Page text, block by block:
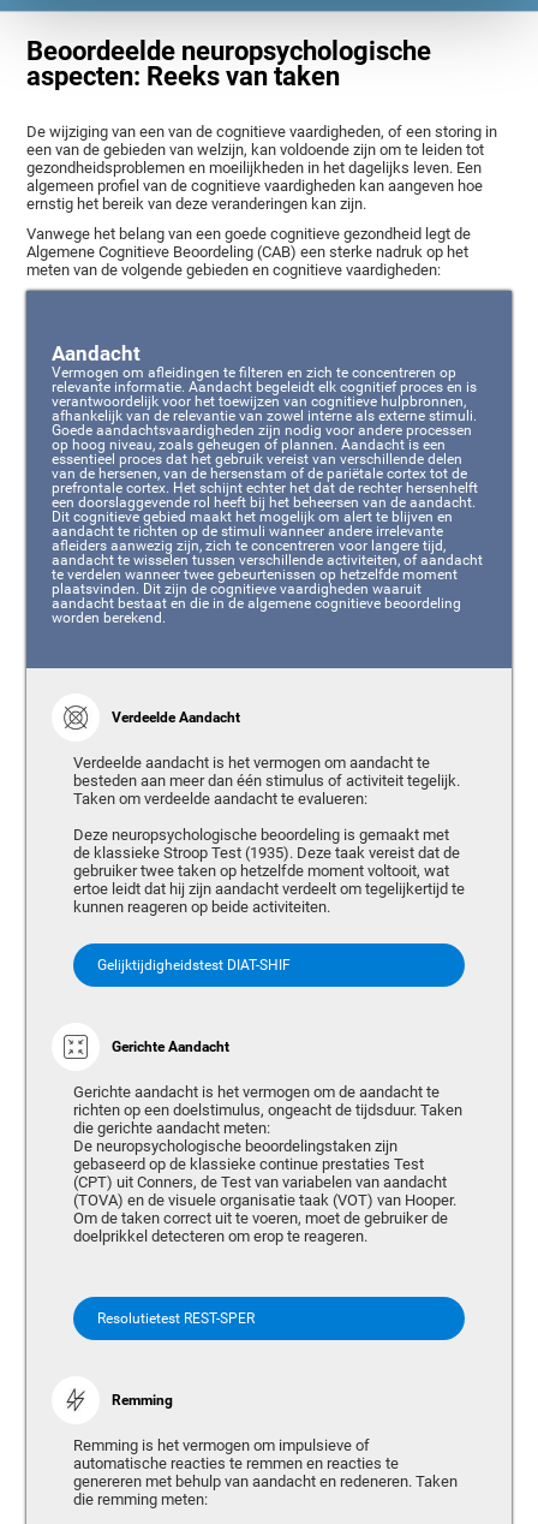
Beoordeelde neuropsychologische
aspecten: Reeks van taken
De wijziging van een van de cognitieve vaardigheden, of een storing in
een van de gebieden van welzijn, kan voldoende zijn om te leiden tot
gezondheidsproblemen en moeilijkheden in het dagelijks leven. Een
algemeen profiel van de cognitieve vaardigheden kan aangeven hoe
ernstig het bereik van deze veranderingen kan zijn.
Vanwege het belang van een goede cognitieve gezondheid legt de
Algemene Cognitieve Beoordeling (CAB) een sterke nadruk op het
meten van de volgende gebieden en cognitieve vaardigheden:
Aandacht
Vermogen om afleidingen te filteren en zich te concentreren op
relevante informatie. Aandacht begeleidt elk cognitief proces en is
verantwoordelijk voor het toewijzen van cognitieve hulpbronnen,
afhankelijk van de relevantie van zowel interne als externe stimuli.
Goede aandachtsvaardigheden zijn nodig voor andere processen
op hoog niveau, zoals geheugen of plannen. Aandacht is een
essentieel proces dat het gebruik vereist van verschillende delen
van de hersenen, van de hersenstam of de pariëtale cortex tot de
prefrontale cortex. Het schijnt echter het dat de rechter hersenhelft
een doorslaggevende rol heeft bij het beheersen van de aandacht.
Dit cognitieve gebied maakt het mogelijk om alert te blijven en
aandacht te richten op de stimuli wanneer andere irrelevante
afleiders aanwezig zijn, zich te concentreren voor langere tijd,
aandacht te wisselen tussen verschillende activiteiten, of aandacht
te verdelen wanneer twee gebeurtenissen op hetzelfde moment
plaatsvinden. Dit zijn de cognitieve vaardigheden waaruit
aandacht bestaat en die in de algemene cognitieve beoordeling
worden berekend.
Verdeelde Aandacht
Verdeelde aandacht is het vermogen om aandacht te
besteden aan meer dan één stimulus of activiteit tegelijk.
Taken om verdeelde aandacht te evalueren:
Deze neuropsychologische beoordeling is gemaakt met
de klassieke Stroop Test (1935). Deze taak vereist dat de
gebruiker twee taken op hetzelfde moment voltooit, wat
ertoe leidt dat hij zijn aandacht verdeelt om tegelijkertijd te
kunnen reageren op beide activiteiten.
Gelijktijdigheidstest DIAT-SHIF
Gerichte Aandacht
Gerichte aandacht is het vermogen om de aandacht te
richten op een doelstimulus, ongeacht de tijdsduur. Taken
die gerichte aandacht meten:
De neuropsychologische beoordelingstaken zijn
gebaseerd op de klassieke continue prestaties Test
(CPT) uit Conners, de Test van variabelen van aandacht
(TOVA) en de visuele organisatie taak (VOT) van Hooper.
Om de taken correct uit te voeren, moet de gebruiker de
doelprikkel detecteren om erop te reageren.
Resolutietest REST-SPER
Remming
Remming is het vermogen om impulsieve of
automatische reacties te remmen en reacties te
genereren met behulp van aandacht en redeneren. Taken
die remming meten: